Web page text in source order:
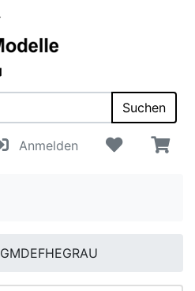
Suchen
Anmelden
GMDEFHEGRAU